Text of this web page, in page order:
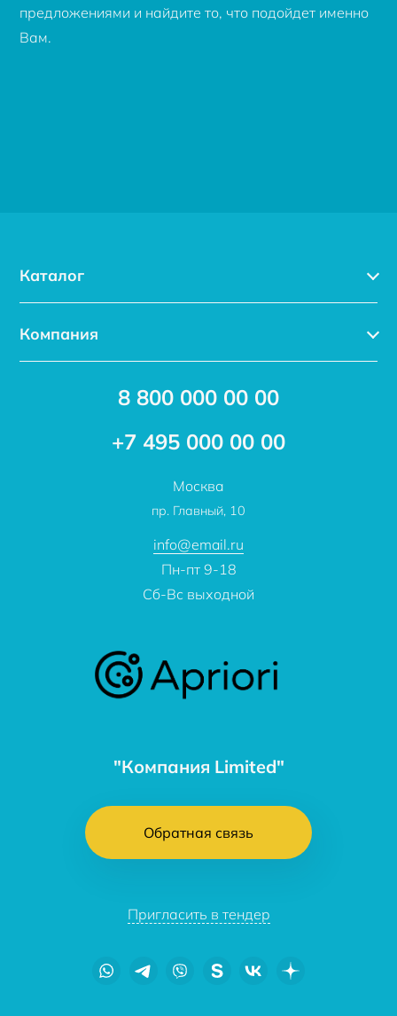
предложениями и найдите то, что подойдет именно
Вам.
"Компания Limited"
Обратная связь
Пригласить в тендер
Каталог
Услуги
Компания
8 800 000 00 00
+7 495 000 00 00
Москва
пр. Главный, 10
info@email.ru
Пн-пт 9-18
Сб-Вс выходной